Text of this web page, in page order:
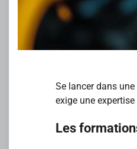
Se lancer dans
exige une
Les